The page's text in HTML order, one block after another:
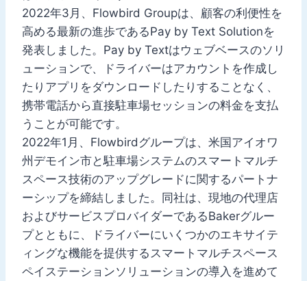
2022年3月、Flowbird Groupは、顧客の利便性を
高める最新の進歩であるPay by Text Solutionを
発表しました。Pay by Textはウェブベースのソリ
ューションで、ドライバーはアカウントを作成し
たりアプリをダウンロードしたりすることなく、
携帯電話から直接駐車場セッションの料金を支払
うことが可能です。
2022年1月、Flowbirdグループは、米国アイオワ
州デモイン市と駐車場システムのスマートマルチ
スペース技術のアップグレードに関するパートナ
ーシップを締結しました。同社は、現地の代理店
およびサービスプロバイダーであるBakerグルー
プとともに、ドライバーにいくつかのエキサイテ
ィングな機能を提供するスマートマルチスペース
ペイステーションソリューションの導入を進めて